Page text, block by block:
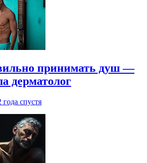
принимать душ —
дерматолог
года спустя